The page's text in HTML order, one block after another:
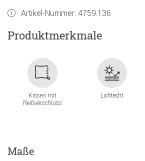
Artikel-Nummer: 4759.136
Produktmerkmale
Kissen mit
Reißverschluss
Lichtecht
Maße